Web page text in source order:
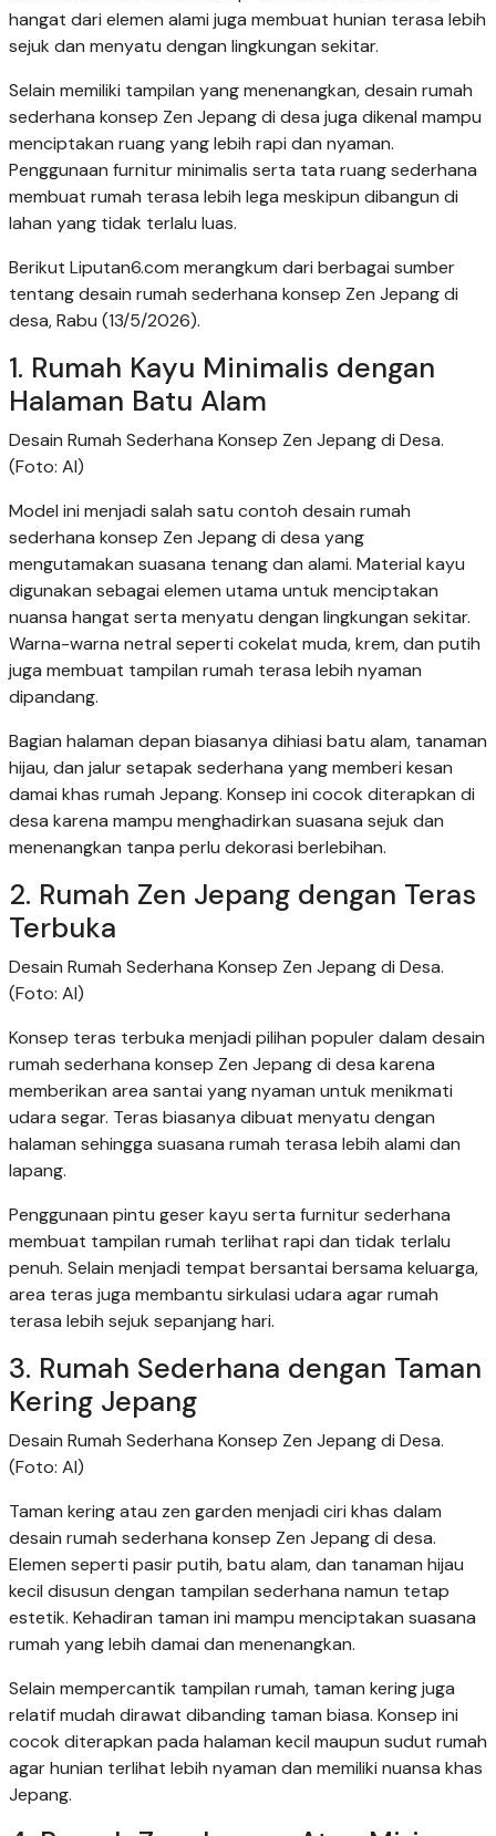
hangat dari elemen alami juga membuat hunian terasa lebih
sejuk dan menyatu dengan lingkungan sekitar.
Selain memiliki tampilan yang menenangkan, desain rumah
sederhana konsep Zen Jepang di desa juga dikenal mampu
menciptakan ruang yang lebih rapi dan nyaman.
Penggunaan furnitur minimalis serta tata ruang sederhana
membuat rumah terasa lebih lega meskipun dibangun di
lahan yang tidak terlalu luas.
Berikut Liputan6.com merangkum dari berbagai sumber
tentang desain rumah sederhana konsep Zen Jepang di
desa, Rabu (13/5/2026).
1. Rumah Kayu Minimalis dengan
Halaman Batu Alam
Desain Rumah Sederhana Konsep Zen Jepang di Desa.
(Foto: AI)
Model ini menjadi salah satu contoh desain rumah
sederhana konsep Zen Jepang di desa yang
mengutamakan suasana tenang dan alami. Material kayu
digunakan sebagai elemen utama untuk menciptakan
nuansa hangat serta menyatu dengan lingkungan sekitar.
Warna-warna netral seperti cokelat muda, krem, dan putih
juga membuat tampilan rumah terasa lebih nyaman
dipandang.
Bagian halaman depan biasanya dihiasi batu alam, tanaman
hijau, dan jalur setapak sederhana yang memberi kesan
damai khas rumah Jepang. Konsep ini cocok diterapkan di
desa karena mampu menghadirkan suasana sejuk dan
menenangkan tanpa perlu dekorasi berlebihan.
2. Rumah Zen Jepang dengan Teras
Terbuka
Desain Rumah Sederhana Konsep Zen Jepang di Desa.
(Foto: AI)
Konsep teras terbuka menjadi pilihan populer dalam desain
rumah sederhana konsep Zen Jepang di desa karena
memberikan area santai yang nyaman untuk menikmati
udara segar. Teras biasanya dibuat menyatu dengan
halaman sehingga suasana rumah terasa lebih alami dan
lapang.
Penggunaan pintu geser kayu serta furnitur sederhana
membuat tampilan rumah terlihat rapi dan tidak terlalu
penuh. Selain menjadi tempat bersantai bersama keluarga,
area teras juga membantu sirkulasi udara agar rumah
terasa lebih sejuk sepanjang hari.
3. Rumah Sederhana dengan Taman
Kering Jepang
Desain Rumah Sederhana Konsep Zen Jepang di Desa.
(Foto: AI)
Taman kering atau zen garden menjadi ciri khas dalam
desain rumah sederhana konsep Zen Jepang di desa.
Elemen seperti pasir putih, batu alam, dan tanaman hijau
kecil disusun dengan tampilan sederhana namun tetap
estetik. Kehadiran taman ini mampu menciptakan suasana
rumah yang lebih damai dan menenangkan.
Selain mempercantik tampilan rumah, taman kering juga
relatif mudah dirawat dibanding taman biasa. Konsep ini
cocok diterapkan pada halaman kecil maupun sudut rumah
agar hunian terlihat lebih nyaman dan memiliki nuansa khas
Jepang.